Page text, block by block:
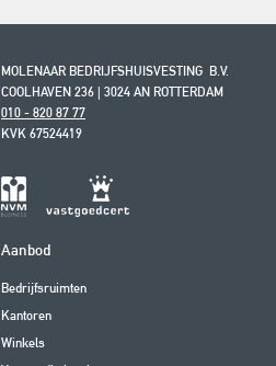
MOLENAAR BEDRIJFSHUISVESTING B.V.
COOLHAVEN 236 | 3024 AN ROTTERDAM
010 - 820 87 77
KVK 67524419
Aanbod
Bedrijfsruimten
Kantoren
Winkels